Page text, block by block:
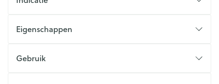
Eigenschappen
Gebruik